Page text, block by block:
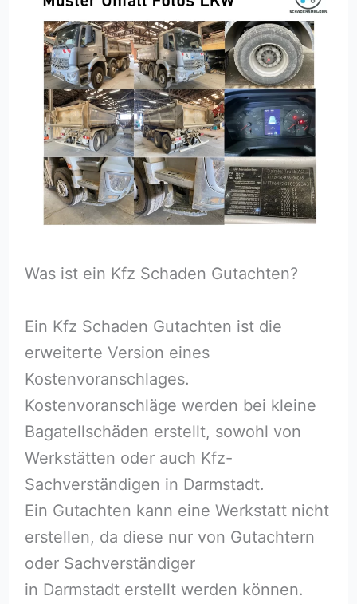
Was ist ein Kfz Schaden Gutachten?
Ein Kfz Schaden Gutachten ist die
erweiterte Version eines
Kostenvoranschlages.
Kostenvoranschläge werden bei kleine
Bagatellschäden erstellt, sowohl von
Werkstätten oder auch Kfz-
Sachverständigen in Darmstadt.
Ein Gutachten kann eine Werkstatt nicht
erstellen, da diese nur von Gutachtern
oder Sachverständiger
in Darmstadt erstellt werden können.